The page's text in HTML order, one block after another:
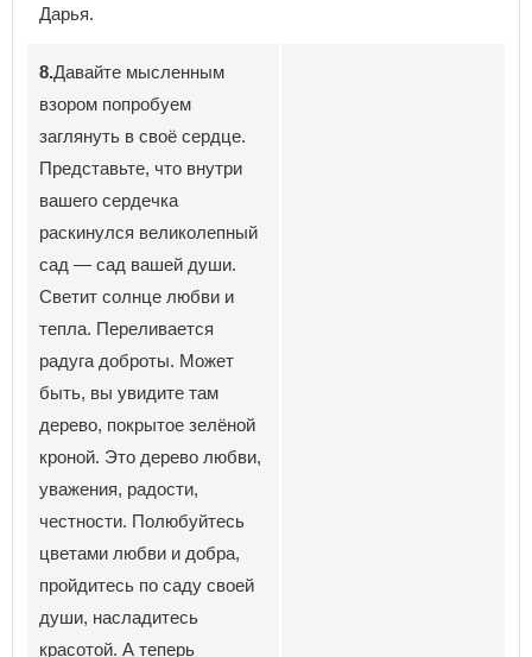
Дарья.
8.Давайте мысленным
взором попробуем
заглянуть в своё сердце.
Представьте, что внутри
вашего сердечка
раскинулся великолепный
сад — сад вашей души.
Светит солнце любви и
тепла. Переливается
радуга доброты. Может
быть, вы увидите там
дерево, покрытое зелёной
кроной. Это дерево любви,
уважения, радости,
честности. Полюбуйтесь
цветами любви и добра,
пройдитесь по саду своей
души, насладитесь
красотой. А теперь